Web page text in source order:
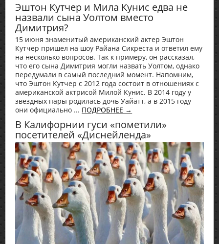
Эштон Кутчер и Мила Кунис едва не
назвали сына Уолтом вместо
Димитрия?
15 июня знаменитый американский актер Эштон
Кутчер пришел на шоу Райана Сикреста и ответил ему
на несколько вопросов. Так к примеру, он рассказал,
что его сына Димитрия могли назвать Уолтом, однако
передумали в самый последний момент. Напомним,
что Эштон Кутчер с 2012 года состоит в отношениях с
американской актрисой Милой Кунис. В 2014 году у
звездных пары родилась дочь Уайатт, а в 2015 году
они официально ... ПОДРОБНЕЕ →
В Калифорнии гуси «пометили»
посетителей «Диснейленда»